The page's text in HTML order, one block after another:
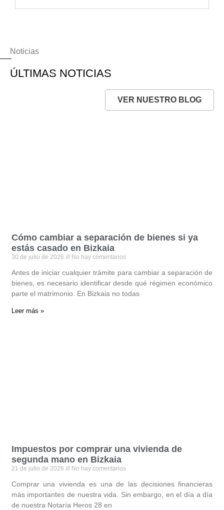
Noticias
ÚLTIMAS NOTICIAS
VER NUESTRO BLOG
Cómo cambiar a separación de bienes si ya
estás casado en Bizkaia
30 de julio de 2026 No hay comentarios
Antes de iniciar cualquier trámite para cambiar a separación de
bienes, es necesario identificar desde qué régimen económico
parte el matrimonio. En Bizkaia no todas
Leer más »
Impuestos por comprar una vivienda de
segunda mano en Bizkaia
21 de julio de 2026 No hay comentarios
Comprar una vivienda es una de las decisiones financieras
más importantes de nuestra vida. Sin embargo, en el día a día
de nuestra Notaría Heros 28 en